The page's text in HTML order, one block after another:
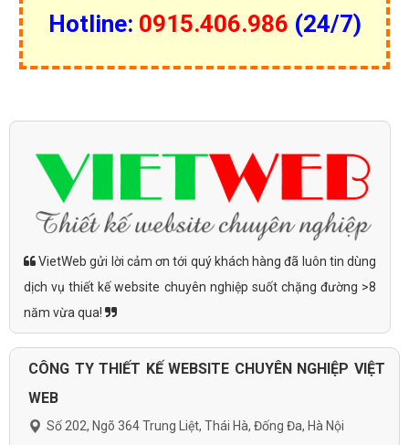
Hotline: 0915.406.986 (24/7)
VietWeb gửi lời cảm ơn tới quý khách hàng đã luôn tin dùng
dịch vụ thiết kế website chuyên nghiệp suốt chặng đường >8
năm vừa qua!
CÔNG TY THIẾT KẾ WEBSITE CHUYÊN NGHIỆP VIỆT
WEB
Số 202, Ngõ 364 Trung Liệt, Thái Hà, Đống Đa, Hà Nội